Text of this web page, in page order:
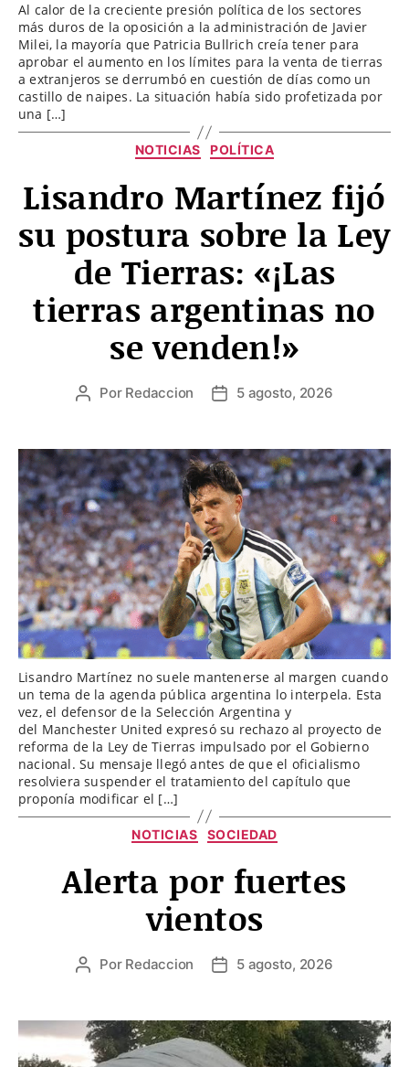
Al calor de la creciente presión política de los sectores
más duros de la oposición a la administración de Javier
Milei, la mayoría que Patricia Bullrich creía tener para
aprobar el aumento en los límites para la venta de tierras
a extranjeros se derrumbó en cuestión de días como un
castillo de naipes. La situación había sido profetizada por
una […]
Categorías
NOTICIAS POLÍTICA
Lisandro Martínez fijó
su postura sobre la Ley
de Tierras: «¡Las
tierras argentinas no
se venden!»
Autor
entrada
Por Redaccion
Fecha
entrada
5 agosto, 2026
Lisandro Martínez no suele mantenerse al margen cuando
un tema de la agenda pública argentina lo interpela. Esta
vez, el defensor de la Selección Argentina y
del Manchester United expresó su rechazo al proyecto de
reforma de la Ley de Tierras impulsado por el Gobierno
nacional. Su mensaje llegó antes de que el oficialismo
resolviera suspender el tratamiento del capítulo que
proponía modificar el […]
Categorías
NOTICIAS SOCIEDAD
Alerta por fuertes
vientos
Autor
entrada
Por Redaccion
Fecha
entrada
5 agosto, 2026